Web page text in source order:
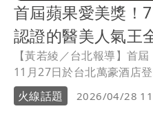
首屆蘋果愛美獎！
認證的醫美人氣王
【黃若綾／台北報導】首
11月27日於台北萬豪酒店
項，林心如、徐若瑄等五位
造台灣醫美年度盛事，《壹
火線話題 2026/04/28